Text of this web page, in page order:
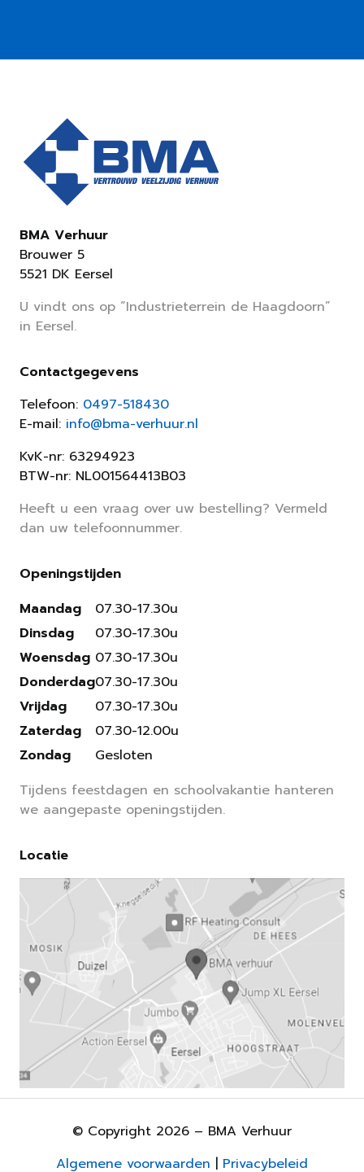
BMA Verhuur
Brouwer 5
5521 DK Eersel
U vindt ons op “Industrieterrein de Haagdoorn”
in Eersel.
Contactgegevens
Telefoon: 0497-518430
E-mail: info@bma-verhuur.nl
KvK-nr: 63294923
BTW-nr: NL001564413B03
Heeft u een vraag over uw bestelling? Vermeld
dan uw telefoonnummer.
Openingstijden
Maandag
Dinsdag
Woensdag
Donderdag
Vrijdag
Zaterdag
Zondag
07.30-17.30u
07.30-17.30u
07.30-17.30u
07.30-17.30u
07.30-17.30u
07.30-12.00u
Gesloten
Tijdens feestdagen en schoolvakantie hanteren
we aangepaste openingstijden.
Locatie
© Copyright 2026 – BMA Verhuur
Algemene voorwaarden | Privacybeleid